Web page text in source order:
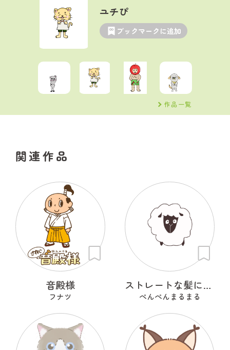
ユチぴ
ブックマークに追加
作品一覧
関連作品
音殿様
フナツ
ストレートな髪に憧れるひつじ
ぺんぺんまるまる